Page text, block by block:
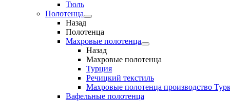
Тюль
Полотенца
Назад
Полотенца
Махровые полотенца
Назад
Махровые полотенца
Турция
Речицкий текстиль
Махровые полотенца производство
Вафельные полотенца